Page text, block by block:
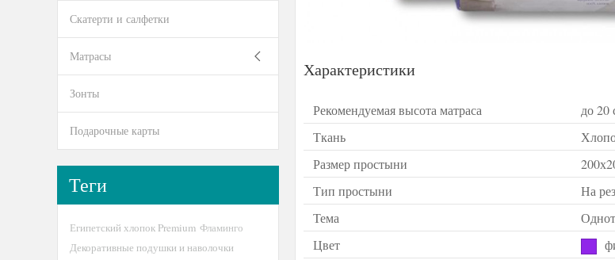
Характеристики
Рекомендуемая высота матраса
до 20
Ткань
Размер простыни
Тип простыни
На
Тема
Цвет
Скатерти и салфетки
Матрасы
Зонты
Подарочные карты
Теги
Египетский хлопок Premium Фламинго
Декоративные подушки и наволочки